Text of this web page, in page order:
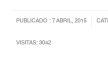
PUBLICADO : 7 ABRIL, 2015
VISITAS: 3042